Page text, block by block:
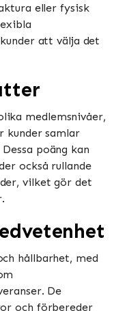
eller fysisk
att välja det
medlemsnivåer,
kunder samlar
poäng kan
också rullande
vilket gör det
hållbarhet, med
De
och förbereder